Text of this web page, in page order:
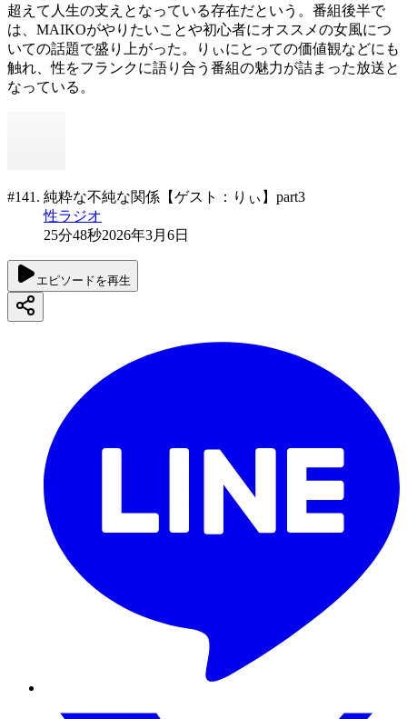
超えて人生の支えとなっている存在だという。番組後半で
は、MAIKOがやりたいことや初心者にオススメの女風につ
いての話題で盛り上がった。りぃにとっての価値観などにも
触れ、性をフランクに語り合う番組の魅力が詰まった放送と
なっている。
#141. 純粋な不純な関係【ゲスト：りぃ】part3
性ラジオ
25分48秒2026年3月6日
エピソードを再生